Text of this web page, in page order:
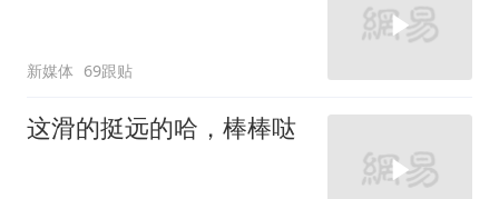
新媒体 69跟贴
这滑的挺远的哈，棒棒哒